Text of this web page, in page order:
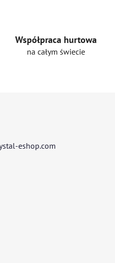
Współpraca hurtowa
na całym świecie
eshop.com